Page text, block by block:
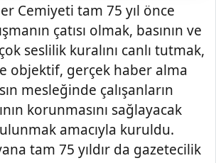
Cemiyeti tam 75 yıl önce
çatısı olmak, basının ve
seslilik kuralını canlı tutmak,
objektif, gerçek haber alma
mesleğinde çalışanların
korunmasını sağlayacak
amacıyla kuruldu.
tam 75 yıldır da gazetecilik